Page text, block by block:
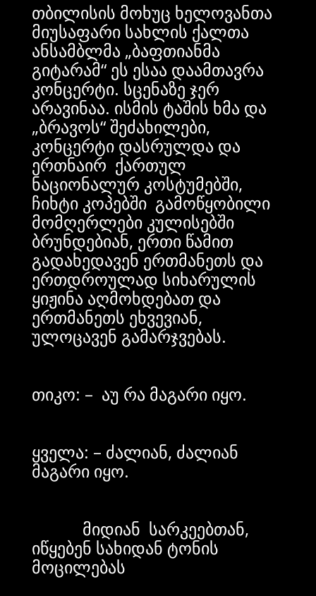
თბილისის მოხუც ხელოვანთა
მიუსაფარი სახლის ქალთა
ანსამბლმა „ბაფთიანმა
გიტარამ“ ეს ესაა დაამთავრა
კონცერტი. სცენაზე ჯერ
არავინაა. ისმის ტაშის ხმა და
„ბრავოს“ შეძახილები,
კონცერტი დასრულდა და
ერთნაირ ქართულ
ნაციონალურ კოსტუმებში,
ჩიხტი კოპებში გამოწყობილი
მომღერლები კულისებში
ბრუნდებიან, ერთი წამით
გადახედავენ ერთმანეთს და
ერთდროულად სიხარულის
ყიჟინა აღმოხდებათ და
ერთმანეთს ეხვევიან,
ულოცავენ გამარჯვებას.
თიკო: – აუ რა მაგარი იყო.
ყველა: – ძალიან, ძალიან
მაგარი იყო.
მიდიან სარკეებთან,
იწყებენ სახიდან ტონის
მოცილებას